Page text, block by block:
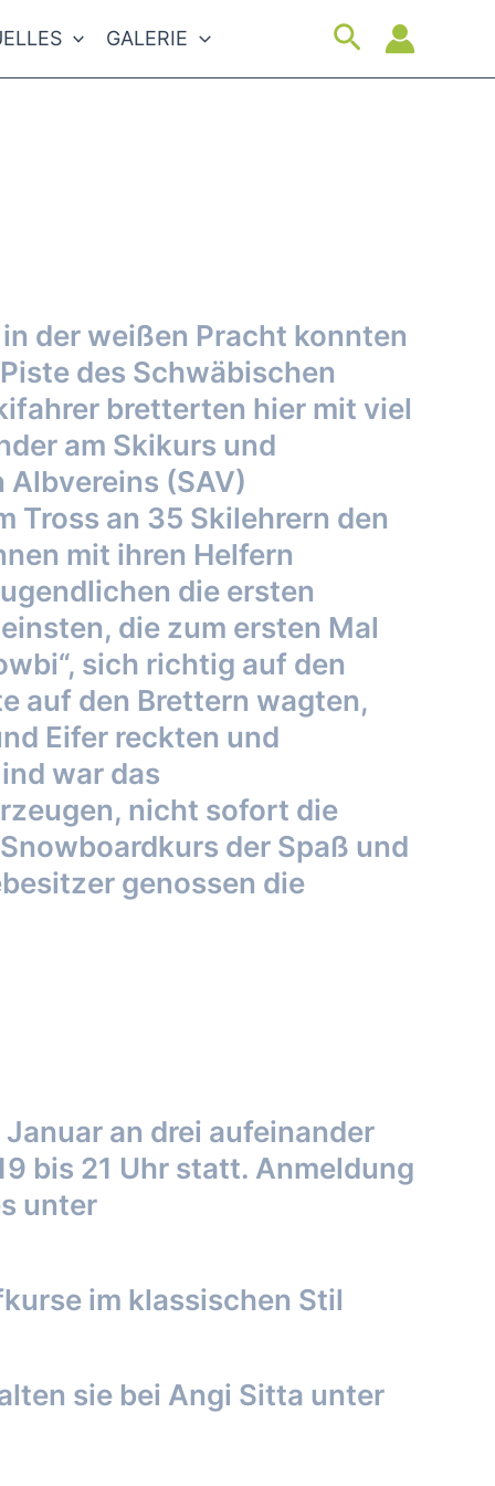
GALERIE Suchen
in der weißen Pracht konnten
des Schwäbischen
bretterten hier mit viel
am Skikurs und
(SAV)
Tross an 35 Skilehrern den
mit ihren Helfern
die ersten
die zum ersten Mal
sich richtig auf den
auf den Brettern wagten,
Eifer reckten und
war das
nicht sofort die
der Spaß und
genossen die
an drei aufeinander
bis 21 Uhr statt. Anmeldung
unter
im klassischen Stil
sie bei Angi Sitta unter